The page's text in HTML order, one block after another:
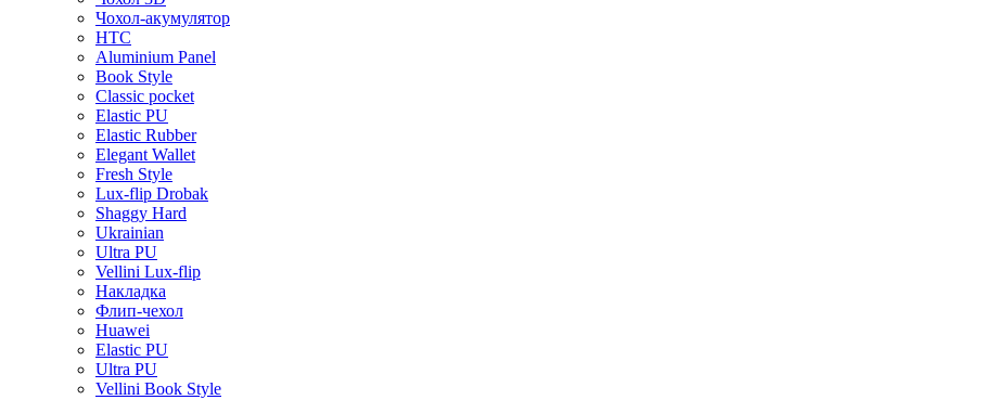
Чохол-акумулятор
HTC
Aluminium Panel
Book Style
Classic pocket
Elastic PU
Elastic Rubber
Elegant Wallet
Fresh Style
Lux-flip Drobak
Shaggy Hard
Ukrainian
Ultra PU
Vellini Lux-flip
Накладка
Флип-чехол
Huawei
Elastic PU
Ultra PU
Vellini Book Style